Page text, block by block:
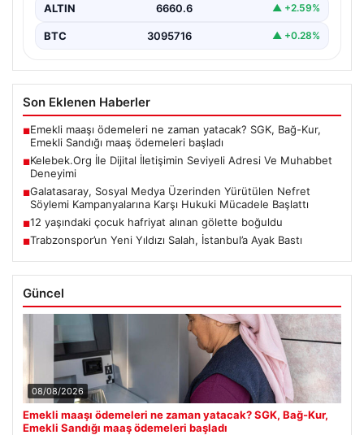
ALTIN 6660.6 ▲ +2.59%
BTC 3095716 ▲ +0.28%
Son Eklenen Haberler
■Emekli maaşı ödemeleri ne zaman yatacak? SGK, Bağ-Kur,
Emekli Sandığı maaş ödemeleri başladı
■Kelebek.Org İle Dijital İletişimin Seviyeli Adresi Ve Muhabbet
Deneyimi
■Galatasaray, Sosyal Medya Üzerinden Yürütülen Nefret
Söylemi Kampanyalarına Karşı Hukuki Mücadele Başlattı
■12 yaşındaki çocuk hafriyat alınan gölette boğuldu
■Trabzonspor’un Yeni Yıldızı Salah, İstanbul’a Ayak Bastı
Güncel
08/08/2026
Emekli maaşı ödemeleri ne zaman yatacak? SGK, Bağ-Kur,
Emekli Sandığı maaş ödemeleri başladı